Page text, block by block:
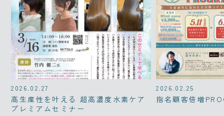
2026.02.27
高生産性を叶える 超高濃度水素ケア
プレミアムセミナー
2026.02.25
指名顧客倍増